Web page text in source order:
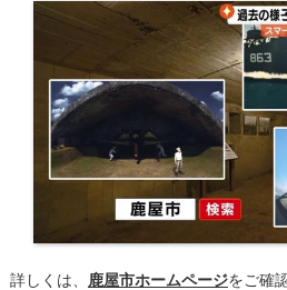
​詳しくは、 鹿屋市ホームページをご確